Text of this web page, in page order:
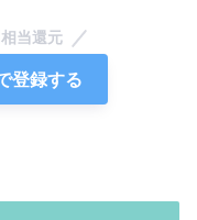
当還元
登録する